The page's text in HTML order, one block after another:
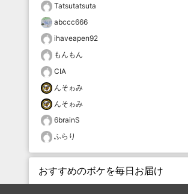
Tatsutatsuta
abccc666
ihaveapen92
もんもん
CIA
んそゎみ
んそゎみ
6brainS
ふらり
おすすめのボケを毎日お届け